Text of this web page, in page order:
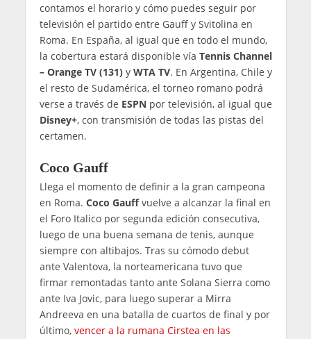
contamos el horario y cómo puedes seguir por
televisión el partido entre Gauff y Svitolina en
Roma. En España, al igual que en todo el mundo,
la cobertura estará disponible vía Tennis Channel
– Orange TV (131)y WTA TV. En Argentina, Chile y
el resto de Sudamérica, el torneo romano podrá
verse a través de ESPNpor televisión, al igual que
Disney+, con transmisión de todas las pistas del
certamen.
Coco Gauff
Llega el momento de definir a la gran campeona
en Roma. Coco Gauffvuelve a alcanzar la final en
el Foro Italico por segunda edición consecutiva,
luego de una buena semana de tenis, aunque
siempre con altibajos. Tras su cómodo debut
ante Valentova, la norteamericana tuvo que
firmar remontadas tanto ante Solana Sierra como
ante Iva Jovic, para luego superar a Mirra
Andreeva en una batalla de cuartos de final y por
último, vencer a la rumana Cirstea en las